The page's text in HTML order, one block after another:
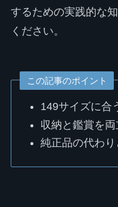
するための実践的な
ください。
この記事のポイント
149サイズに合
収納と鑑賞を
純正品の代わ